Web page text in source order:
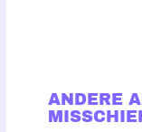
ANDERE